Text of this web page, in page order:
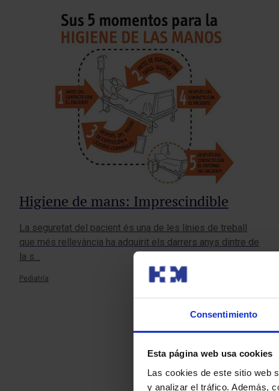
Consentimiento
Esta página web usa cookies
Las cookies de este sitio web
y analizar el tráfico. Además,
Higiene de mans: Imprescindible
La seguretat del pacient és una de les línies de treball
que més rellevància ha adquirit els darrers anys dintre de
la s…
Pediatría